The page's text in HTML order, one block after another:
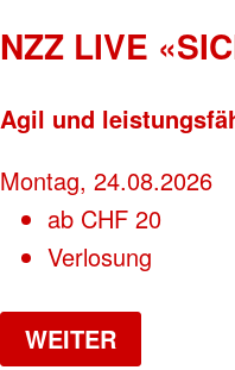
NZZ LIVE
Agil und
Montag, 24.08.2026
ab CHF 20
Verlosung
WEITER